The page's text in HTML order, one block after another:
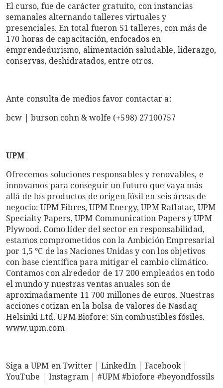
El curso, fue de carácter gratuito, con instancias
semanales alternando talleres virtuales y
presenciales. En total fueron 51 talleres, con más de
170 horas de capacitación, enfocados en
emprendedurismo, alimentación saludable, liderazgo,
conservas, deshidratados, entre otros.
Ante consulta de medios favor contactar a:
bcw | burson cohn & wolfe (+598) 27100757
UPM
Ofrecemos soluciones responsables y renovables, e
innovamos para conseguir un futuro que vaya más
allá de los productos de origen fósil en seis áreas de
negocio: UPM Fibres, UPM Energy, UPM Raflatac, UPM
Specialty Papers, UPM Communication Papers y UPM
Plywood. Como líder del sector en responsabilidad,
estamos comprometidos con la Ambición Empresarial
por 1,5 °C de las Naciones Unidas y con los objetivos
con base científica para mitigar el cambio climático.
Contamos con alrededor de 17 200 empleados en todo
el mundo y nuestras ventas anuales son de
aproximadamente 11 700 millones de euros. Nuestras
acciones cotizan en la bolsa de valores de Nasdaq
Helsinki Ltd. UPM Biofore: Sin combustibles fósiles.
www.upm.com
Siga a UPM en Twitter | LinkedIn | Facebook |
YouTube | Instagram | #UPM #biofore #beyondfossils